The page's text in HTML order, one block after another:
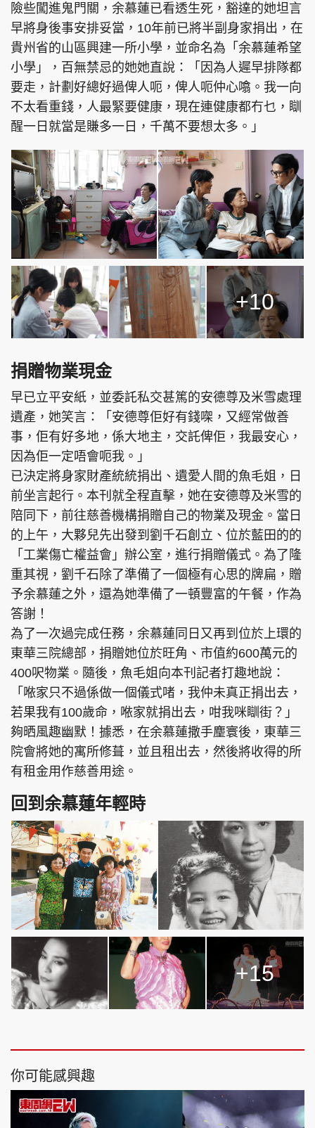
險些闖進鬼門關，余慕蓮已看透生死，豁達的她坦言
早將身後事安排妥當，10年前已將半副身家捐出，在
貴州省的山區興建一所小學，並命名為「余慕蓮希望
小學」，百無禁忌的她她直說：「因為人遲早排隊都
要走，計劃好總好過俾人呃，俾人呃仲心噏。我一向
不太看重錢，人最緊要健康，現在連健康都冇乜，瞓
醒一日就當是賺多一日，千萬不要想太多。」
+10
捐贈物業現金
早已立平安紙，並委託私交甚篤的安德尊及米雪處理
遺產，她笑言：「安德尊佢好有錢㗎，又經常做善
事，佢有好多地，係大地主，交託俾佢，我最安心，
因為佢一定唔會呃我。」
已決定將身家財產統統捐出、遺愛人間的魚毛姐，日
前坐言起行。本刊就全程直擊，她在安德尊及米雪的
陪同下，前往慈善機構捐贈自己的物業及現金。當日
的上午，大夥兒先出發到劉千石創立、位於藍田的的
「工業傷亡權益會」辦公室，進行捐贈儀式。為了隆
重其視，劉千石除了準備了一個極有心思的牌扁，贈
予余慕蓮之外，還為她準備了一頓豐富的午餐，作為
答謝！
為了一次過完成任務，余慕蓮同日又再到位於上環的
東華三院總部，捐贈她位於旺角、市值約600萬元的
400呎物業。隨後，魚毛姐向本刊記者打趣地說：
「𠵱家只不過係做一個儀式啫，我仲未真正捐出去，
若果我有100歲命，𠵱家就捐出去，咁我咪瞓街？」
夠晒風趣幽默！據悉，在余慕蓮撒手麈寰後，東華三
院會將她的寓所修葺，並且租出去，然後將收得的所
有租金用作慈善用途。
回到余慕蓮年輕時
+15
你可能感興趣